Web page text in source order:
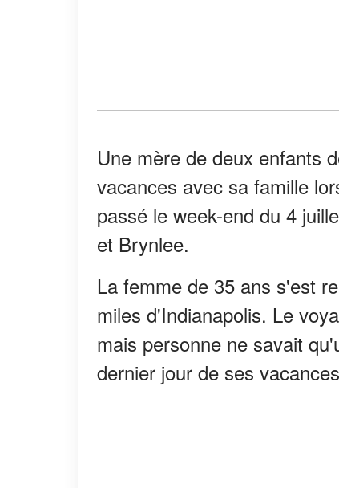
Une mère de deux enfants
vacances avec sa famille
passé le week-end du 4
et Brynlee.
La femme de 35 ans s'est
miles d'Indianapolis. Le
mais personne ne savait
dernier jour de ses